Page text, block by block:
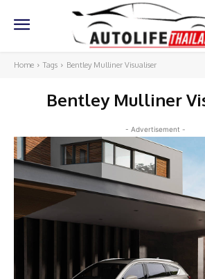
Home Tags Bentley Mulliner Visualiser
Bentley Mulliner
- Advertisement -